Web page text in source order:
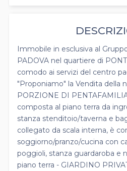
Immobile in esclusiva al
PADOVA nel quartiere di
comodo ai servizi del centro
"Proponiamo" la Vendita della
PORZIONE DI
composta al piano terra da
stanza stenditoio/taverna e
collegato da scala interna, è
soggiorno/pranzo/cucina con
poggioli, stanza guardaroba e
piano terra - GIARDINO